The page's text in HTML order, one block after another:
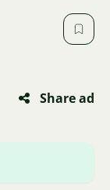
Share ad